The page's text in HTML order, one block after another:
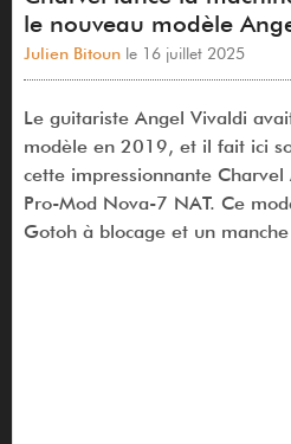
le nouveau modèle
Julien Bitounle 16 juillet 2025
Le guitariste Angel Vivaldi
modèle en 2019, et il fait ici
cette impressionnante
Pro-Mod Nova-7 NAT. Ce
Gotoh à blocage et un